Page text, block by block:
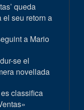
queda
el seu retorn a
a Mario
se el
novellada
classifica